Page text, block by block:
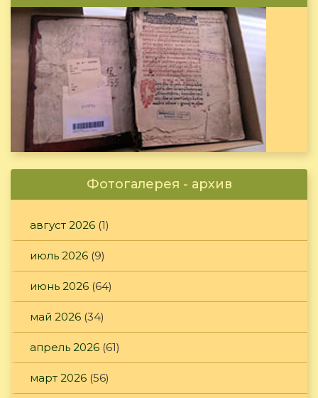
Фотогалерея - архив
август 2026 (1)
июль 2026 (9)
июнь 2026 (64)
май 2026 (34)
апрель 2026 (61)
март 2026 (56)